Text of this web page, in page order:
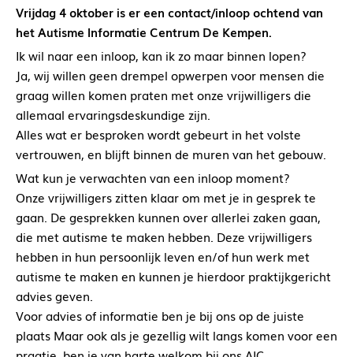
Vrijdag 4 oktober is er een contact/inloop ochtend van
het Autisme Informatie Centrum De Kempen.
Ik wil naar een inloop, kan ik zo maar binnen lopen?
Ja, wij willen geen drempel opwerpen voor mensen die
graag willen komen praten met onze vrijwilligers die
allemaal ervaringsdeskundige zijn.
Alles wat er besproken wordt gebeurt in het volste
vertrouwen, en blijft binnen de muren van het gebouw.
Wat kun je verwachten van een inloop moment?
Onze vrijwilligers zitten klaar om met je in gesprek te
gaan. De gesprekken kunnen over allerlei zaken gaan,
die met autisme te maken hebben. Deze vrijwilligers
hebben in hun persoonlijk leven en/of hun werk met
autisme te maken en kunnen je hierdoor praktijkgericht
advies geven.
Voor advies of informatie ben je bij ons op de juiste
plaats Maar ook als je gezellig wilt langs komen voor een